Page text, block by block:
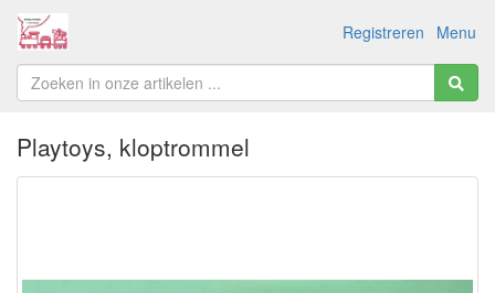
Menu
Registreren
Playtoys, kloptrommel